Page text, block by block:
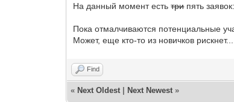
На данный момент естьтрипять
Пока отмалчиваются потенциальные
Может, еще кто-то из новичков рискнет...
Find
« Next Oldest Next Newest »